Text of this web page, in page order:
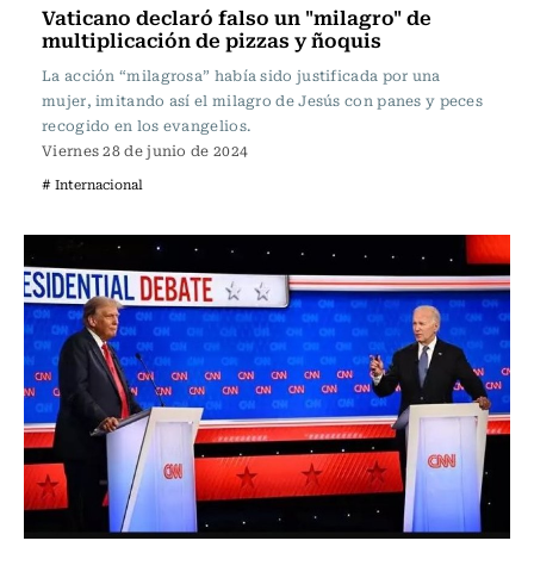
Vaticano declaró falso un "milagro" de
multiplicación de pizzas y ñoquis
La acción “milagrosa” había sido justificada por una
mujer, imitando así el milagro de Jesús con panes y peces
recogido en los evangelios.
Viernes 28 de junio de 2024
# Internacional